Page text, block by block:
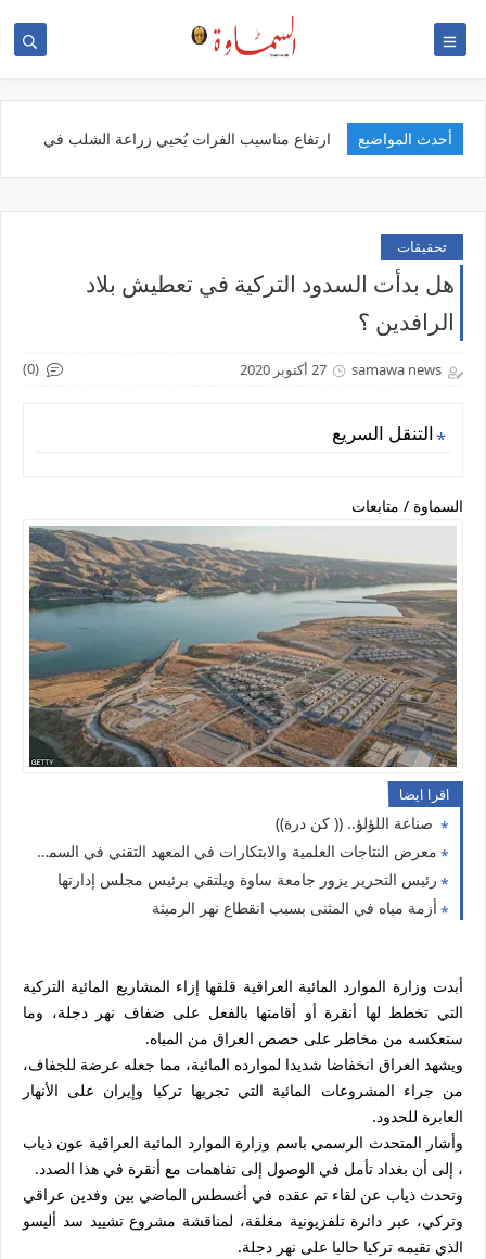
أحدث المواضيع ق
تحقيقات
هل بدأت السدود التركية في تعطيش بلاد
الرافدين ؟
samawa news 27 أكتوبر 2020 (0)
التنقل السريع
السماوة / متابعات
اقرا ايضا
صناعة اللؤلؤ.. (( كن درة))
معرض النتاجات العلمية والابتكارات في المعهد التقني في السماوة
رئيس التحرير يزور جامعة ساوة ويلتقي برئيس مجلس إدارتها
أزمة مياه في المثنى بسبب انقطاع نهر الرميثة
أبدت وزارة الموارد المائية العراقية قلقها إزاء المشاريع المائية التركية
التي تخطط لها أنقرة أو أقامتها بالفعل على ضفاف نهر دجلة، وما
ستعكسه من مخاطر على حصص العراق من المياه.
ويشهد العراق انخفاضا شديدا لموارده المائية، مما جعله عرضة للجفاف،
من جراء المشروعات المائية التي تجريها تركيا وإيران على الأنهار
العابرة للحدود.
وأشار المتحدث الرسمي باسم وزارة الموارد المائية العراقية عون ذياب
، إلى أن بغداد تأمل في الوصول إلى تفاهمات مع أنقرة في هذا الصدد.
وتحدث ذياب عن لقاء تم عقده في أغسطس الماضي بين وفدين عراقي
وتركي، عبر دائرة تلفزيونية مغلقة، لمناقشة مشروع تشييد سد أليسو
الذي تقيمه تركيا حاليا على نهر دجلة.